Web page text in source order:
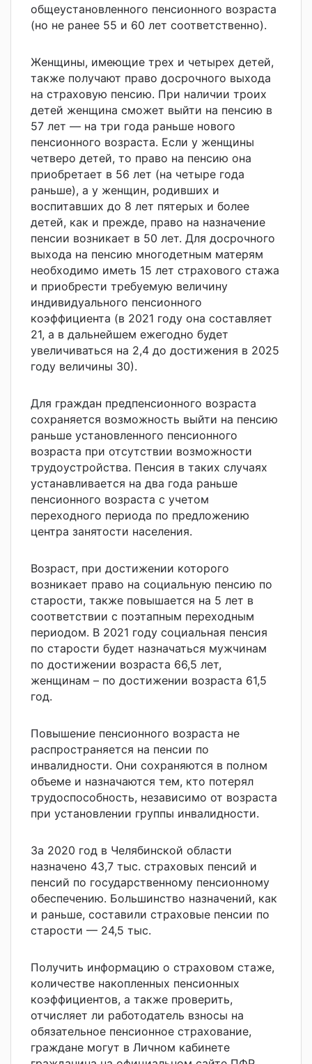
общеустановленного пенсионного возраста
(но не ранее 55 и 60 лет соответственно).
Женщины, имеющие трех и четырех детей,
также получают право досрочного выхода
на страховую пенсию. При наличии троих
детей женщина сможет выйти на пенсию в
57 лет — на три года раньше нового
пенсионного возраста. Если у женщины
четверо детей, то право на пенсию она
приобретает в 56 лет (на четыре года
раньше), а у женщин, родивших и
воспитавших до 8 лет пятерых и более
детей, как и прежде, право на назначение
пенсии возникает в 50 лет. Для досрочного
выхода на пенсию многодетным матерям
необходимо иметь 15 лет страхового стажа
и приобрести требуемую величину
индивидуального пенсионного
коэффициента (в 2021 году она составляет
21, а в дальнейшем ежегодно будет
увеличиваться на 2,4 до достижения в 2025
году величины 30).
Для граждан предпенсионного возраста
сохраняется возможность выйти на пенсию
раньше установленного пенсионного
возраста при отсутствии возможности
трудоустройства. Пенсия в таких случаях
устанавливается на два года раньше
пенсионного возраста с учетом
переходного периода по предложению
центра занятости населения.
Возраст, при достижении которого
возникает право на социальную пенсию по
старости, также повышается на 5 лет в
соответствии с поэтапным переходным
периодом. В 2021 году социальная пенсия
по старости будет назначаться мужчинам
по достижении возраста 66,5 лет,
женщинам – по достижении возраста 61,5
год.
Повышение пенсионного возраста не
распространяется на пенсии по
инвалидности. Они сохраняются в полном
объеме и назначаются тем, кто потерял
трудоспособность, независимо от возраста
при установлении группы инвалидности.
За 2020 год в Челябинской области
назначено 43,7 тыс. страховых пенсий и
пенсий по государственному пенсионному
обеспечению. Большинство назначений, как
и раньше, составили страховые пенсии по
старости — 24,5 тыс.
Получить информацию о страховом стаже,
количестве накопленных пенсионных
коэффициентов, а также проверить,
отчисляет ли работодатель взносы на
обязательное пенсионное страхование,
граждане могут в Личном кабинете